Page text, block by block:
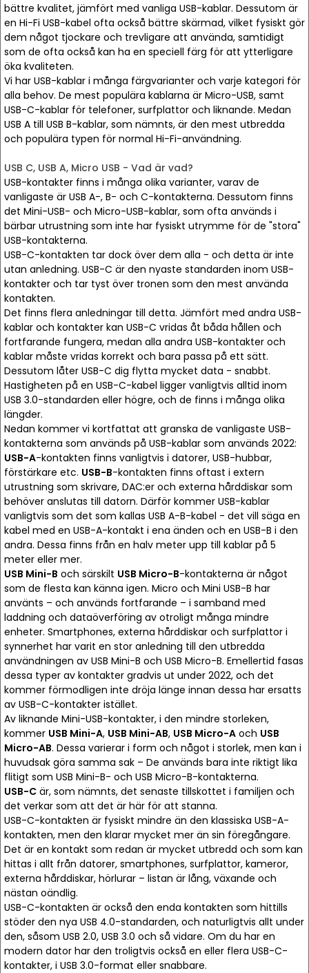
bättre kvalitet, jämfört med vanliga USB-kablar. Dessutom är
en Hi-Fi USB-kabel ofta också bättre skärmad, vilket fysiskt gör
dem något tjockare och trevligare att använda, samtidigt
som de ofta också kan ha en speciell färg för att ytterligare
öka kvaliteten.
Vi har USB-kablar i många färgvarianter och varje kategori för
alla behov. De mest populära kablarna är Micro-USB, samt
USB-C-kablar för telefoner, surfplattor och liknande. Medan
USB A till USB B-kablar, som nämnts, är den mest utbredda
och populära typen för normal Hi-Fi-användning.
USB C, USB A, Micro USB - Vad är vad?
USB-kontakter finns i många olika varianter, varav de
vanligaste är USB A-, B- och C-kontakterna. Dessutom finns
det Mini-USB- och Micro-USB-kablar, som ofta används i
bärbar utrustning som inte har fysiskt utrymme för de "stora"
USB-kontakterna.
USB-C-kontakten tar dock över dem alla - och detta är inte
utan anledning. USB-C är den nyaste standarden inom USB-
kontakter och tar tyst över tronen som den mest använda
kontakten.
Det finns flera anledningar till detta. Jämfört med andra USB-
kablar och kontakter kan USB-C vridas åt båda hållen och
fortfarande fungera, medan alla andra USB-kontakter och
kablar måste vridas korrekt och bara passa på ett sätt.
Dessutom låter USB-C dig flytta mycket data - snabbt.
Hastigheten på en USB-C-kabel ligger vanligtvis alltid inom
USB 3.0-standarden eller högre, och de finns i många olika
längder.
Nedan kommer vi kortfattat att granska de vanligaste USB-
kontakterna som används på USB-kablar som används 2022:
USB-A-kontakten finns vanligtvis i datorer, USB-hubbar,
förstärkare etc. USB-B-kontakten finns oftast i extern
utrustning som skrivare, DAC:er och externa hårddiskar som
behöver anslutas till datorn. Därför kommer USB-kablar
vanligtvis som det som kallas USB A-B-kabel - det vill säga en
kabel med en USB-A-kontakt i ena änden och en USB-B i den
andra. Dessa finns från en halv meter upp till kablar på 5
meter eller mer.
USB Mini-B och särskilt USB Micro-B-kontakterna är något
som de flesta kan känna igen. Micro och Mini USB-B har
använts – och används fortfarande – i samband med
laddning och dataöverföring av otroligt många mindre
enheter. Smartphones, externa hårddiskar och surfplattor i
synnerhet har varit en stor anledning till den utbredda
användningen av USB Mini-B och USB Micro-B. Emellertid fasas
dessa typer av kontakter gradvis ut under 2022, och det
kommer förmodligen inte dröja länge innan dessa har ersatts
av USB-C-kontakter istället.
Av liknande Mini-USB-kontakter, i den mindre storleken,
kommer USB Mini-A, USB Mini-AB, USB Micro-A och USB
Micro-AB. Dessa varierar i form och något i storlek, men kan i
huvudsak göra samma sak – De används bara inte riktigt lika
flitigt som USB Mini-B- och USB Micro-B-kontakterna.
USB-C är, som nämnts, det senaste tillskottet i familjen och
det verkar som att det är här för att stanna.
USB-C-kontakten är fysiskt mindre än den klassiska USB-A-
kontakten, men den klarar mycket mer än sin föregångare.
Det är en kontakt som redan är mycket utbredd och som kan
hittas i allt från datorer, smartphones, surfplattor, kameror,
externa hårddiskar, hörlurar – listan är lång, växande och
nästan oändlig.
USB-C-kontakten är också den enda kontakten som hittills
stöder den nya USB 4.0-standarden, och naturligtvis allt under
den, såsom USB 2.0, USB 3.0 och så vidare. Om du har en
modern dator har den troligtvis också en eller flera USB-C-
kontakter, i USB 3.0-format eller snabbare.